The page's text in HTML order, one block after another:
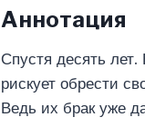
Аннотация
Спустя десять
рискует обрести
Ведь их брак уже